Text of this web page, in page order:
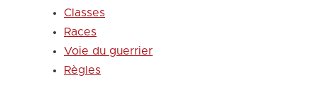
Classes
Races
Voie du guerrier
Règles